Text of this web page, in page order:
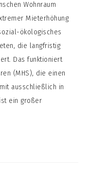
Wohnraum
Mieterhöhung
ökologisches
die langfristig
Das funktioniert
(MHS), die einen
ausschließlich in
ein großer